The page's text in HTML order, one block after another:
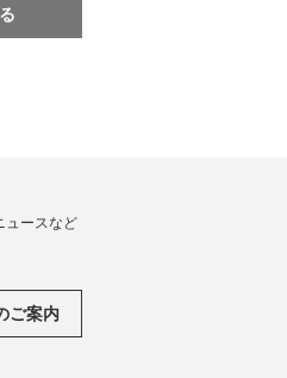
ュースなど
ご案内